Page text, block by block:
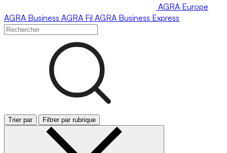
AGRA Europe
AGRA Business AGRA Fil AGRA Business Express
Trier par Filtrer par rubrique